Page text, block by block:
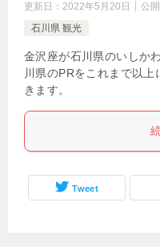
更新日： 2022年5月20日 公開
石川県 観光
金沢座が石川県のいしか
川県のPRをこれまで以
きます。
Tweet